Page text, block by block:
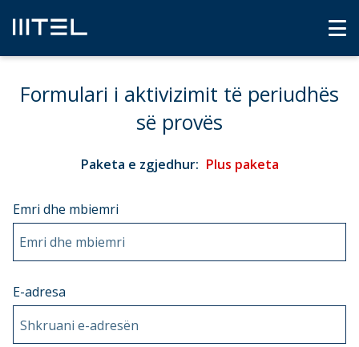
Formulari i aktivizimit të periudhës
së provës
Paketa e zgjedhur: Plus paketa
Emri dhe mbiemri
Emri dhe mbiemri
Е-adresa